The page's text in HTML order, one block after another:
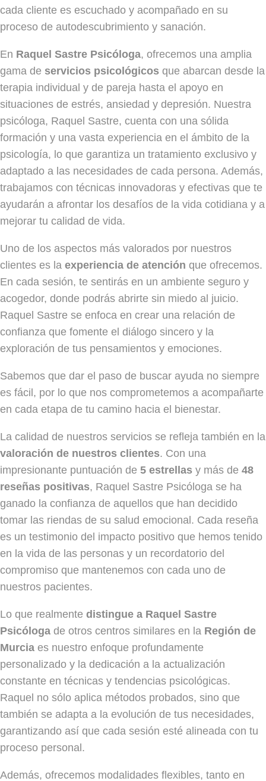
cada cliente es escuchado y acompañado en su
proceso de autodescubrimiento y sanación.
En Raquel Sastre Psicóloga, ofrecemos una amplia
gama de servicios psicológicos que abarcan desde la
terapia individual y de pareja hasta el apoyo en
situaciones de estrés, ansiedad y depresión. Nuestra
psicóloga, Raquel Sastre, cuenta con una sólida
formación y una vasta experiencia en el ámbito de la
psicología, lo que garantiza un tratamiento exclusivo y
adaptado a las necesidades de cada persona. Además,
trabajamos con técnicas innovadoras y efectivas que te
ayudarán a afrontar los desafíos de la vida cotidiana y a
mejorar tu calidad de vida.
Uno de los aspectos más valorados por nuestros
clientes es la experiencia de atención que ofrecemos.
En cada sesión, te sentirás en un ambiente seguro y
acogedor, donde podrás abrirte sin miedo al juicio.
Raquel Sastre se enfoca en crear una relación de
confianza que fomente el diálogo sincero y la
exploración de tus pensamientos y emociones.
Sabemos que dar el paso de buscar ayuda no siempre
es fácil, por lo que nos comprometemos a acompañarte
en cada etapa de tu camino hacia el bienestar.
La calidad de nuestros servicios se refleja también en la
valoración de nuestros clientes. Con una
impresionante puntuación de 5 estrellas y más de 48
reseñas positivas, Raquel Sastre Psicóloga se ha
ganado la confianza de aquellos que han decidido
tomar las riendas de su salud emocional. Cada reseña
es un testimonio del impacto positivo que hemos tenido
en la vida de las personas y un recordatorio del
compromiso que mantenemos con cada uno de
nuestros pacientes.
Lo que realmente distingue a Raquel Sastre
Psicóloga de otros centros similares en la Región de
Murcia es nuestro enfoque profundamente
personalizado y la dedicación a la actualización
constante en técnicas y tendencias psicológicas.
Raquel no sólo aplica métodos probados, sino que
también se adapta a la evolución de tus necesidades,
garantizando así que cada sesión esté alineada con tu
proceso personal.
Además, ofrecemos modalidades flexibles, tanto en